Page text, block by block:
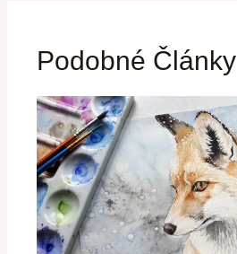
Podobné Články